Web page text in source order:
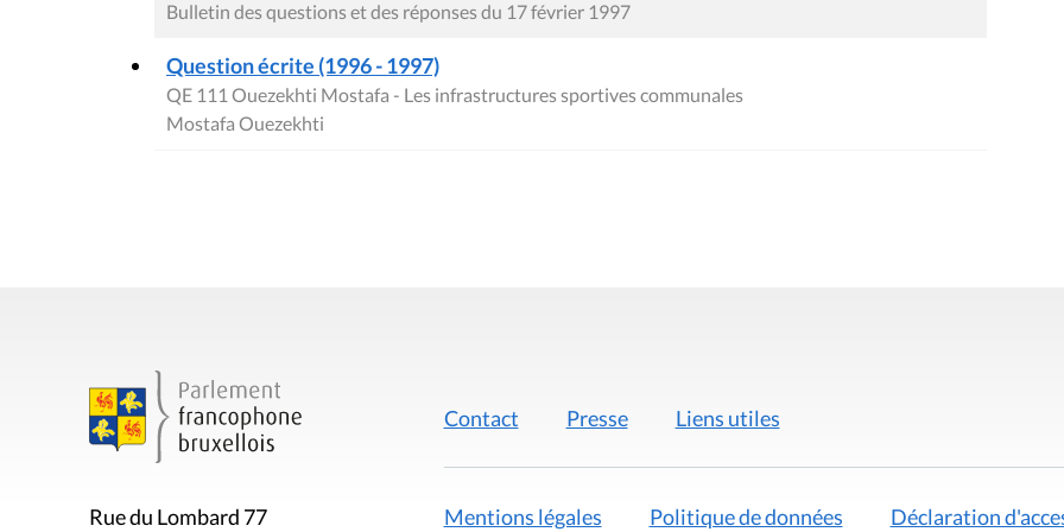
Bulletin des questions et des réponses du 17 février 1997
Question écrite (1996 - 1997)
QE 111 Ouezekhti Mostafa - Les infrastructures sportives communales
Mostafa Ouezekhti
Rue du Lombard 77
Contact Presse Liens utiles
Mentions légales Politique de données Déclaration